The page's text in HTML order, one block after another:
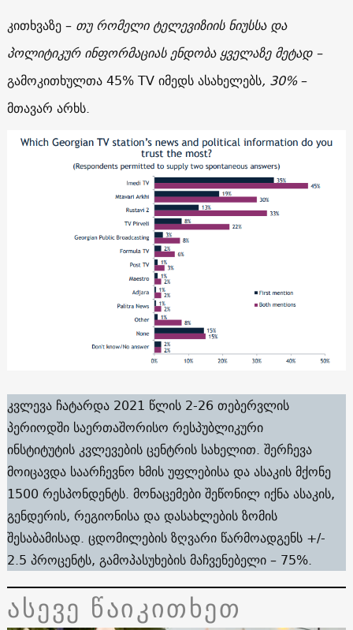
კითხვაზე – თუ რომელი ტელევიზიის ნიუსსა და
პოლიტიკურ ინფორმაციას ენდობა ყველაზე მეტად –
გამოკითხულთა 45% TV იმედს ასახელებს, 30%–
მთავარ არხს.
კვლევა ჩატარდა 2021 წლის 2-26 თებერვლის
პერიოდში საერთაშორისო რესპუბლიკური
ინსტიტუტის კვლევების ცენტრის სახელით. შერჩევა
მოიცავდა საარჩევნო ხმის უფლებისა და ასაკის მქონე
1500 რესპონდენტს. მონაცემები შეწონილ იქნა ასაკის,
გენდერის, რეგიონისა და დასახლების ზომის
შესაბამისად. ცდომილების ზღვარი წარმოადგენს +/-
2.5 პროცენტს, გამოპასუხების მაჩვენებელი – 75%.
ასევე წაიკითხეთ